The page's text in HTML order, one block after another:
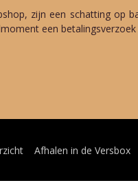
zijn een schatting op
een
woensdag
Terug
Afhalen in de Versbox